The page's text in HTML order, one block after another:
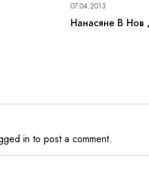
07.04.2013
Нанасяне В
in to post a comment.